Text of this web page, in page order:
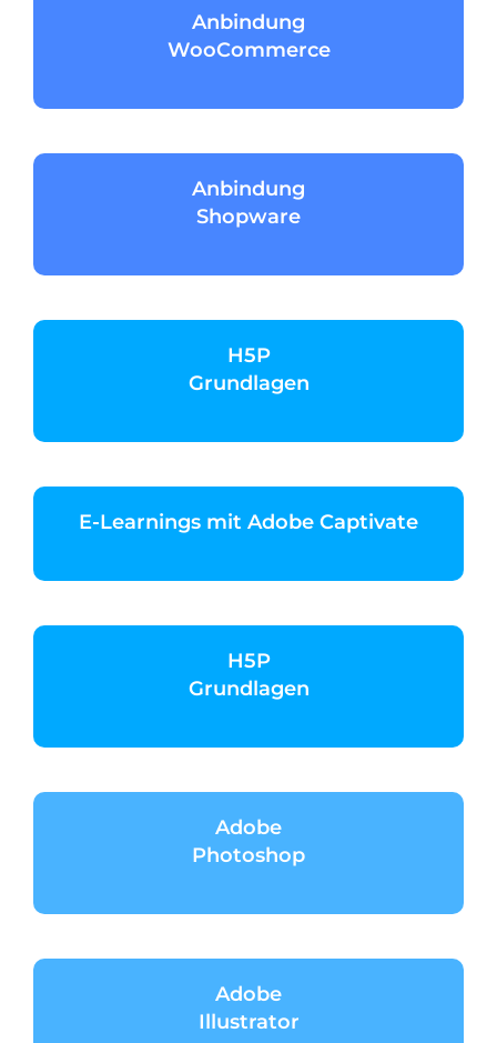
Anbindung
WooCommerce
Anbindung
Shopware
H5P
Grundlagen
E-Learnings mit Adobe Captivate
H5P
Grundlagen
Adobe
Photoshop
Adobe
Illustrator